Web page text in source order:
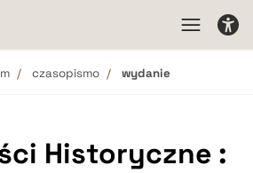
czasopismo wydanie
Historyczne :